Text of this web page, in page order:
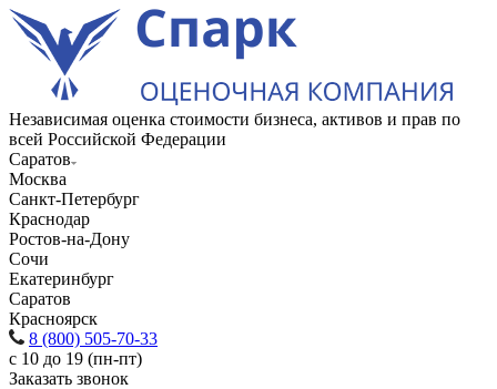
Независимая оценка стоимости бизнеса, активов и прав по
всей Российской Федерации
Саратов
Москва
Санкт-Петербург
Краснодар
Ростов-на-Дону
Сочи
Екатеринбург
Саратов
Красноярск
8 (800) 505-70-33
с 10 до 19 (пн-пт)
Заказать звонок